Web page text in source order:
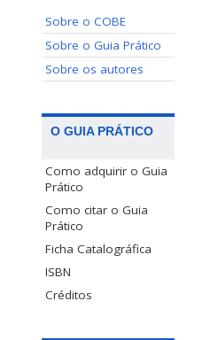
Sobre o COBE
Sobre o Guia Prático
Sobre os autores
O GUIA PRÁTICO
Como adquirir o Guia
Prático
Como citar o Guia
Prático
Ficha Catalográfica
ISBN
Créditos